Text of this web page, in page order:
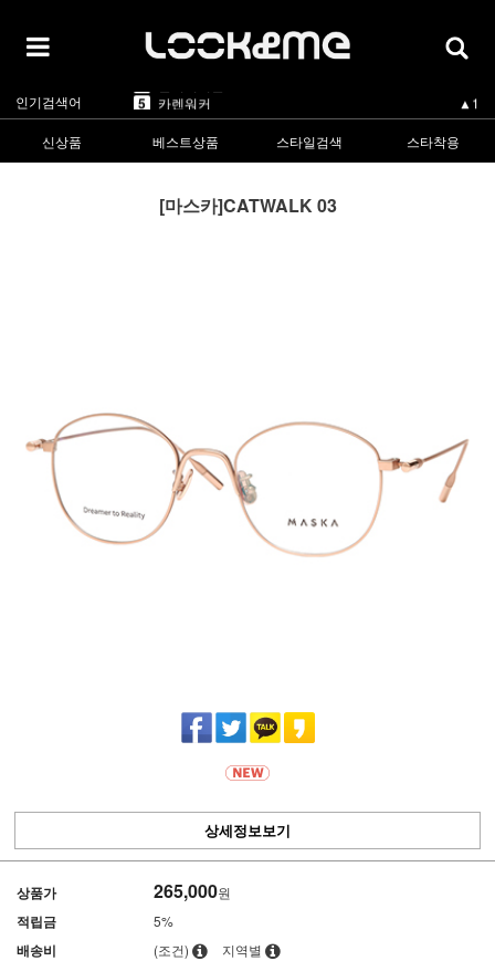
인기검색어
2 마스카 ▲3
린드버그 ▼-2
5 카렌워커 ▲1
1 라피스센시블레
▲3
신상품
베스트상품 스타일검색 스타착용
[마스카]CATWALK 03
상세정보보기
상품가 265,000원
적립금 5%
배송비 (조건) 지역별